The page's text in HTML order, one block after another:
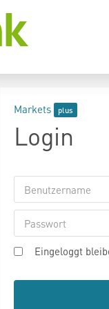
Markets
Login
Eingeloggt